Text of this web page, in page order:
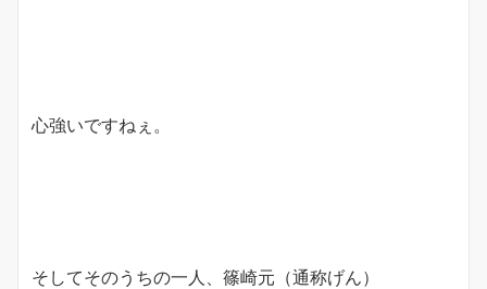
心強いですねぇ。
そしてそのうちの一人、篠崎元（通称げん）